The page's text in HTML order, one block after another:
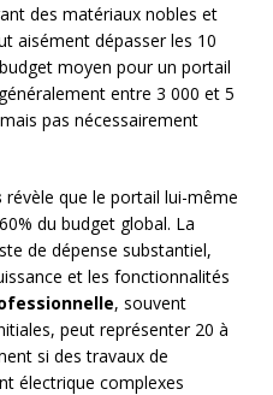
des matériaux nobles et
aisément dépasser les 10
moyen pour un portail
entre 3 000 et 5
pas nécessairement
révèle que le portail lui-même
du budget global. La
de dépense substantiel,
et les fonctionnalités
, souvent
peut représenter 20 à
si des travaux de
électrique complexes